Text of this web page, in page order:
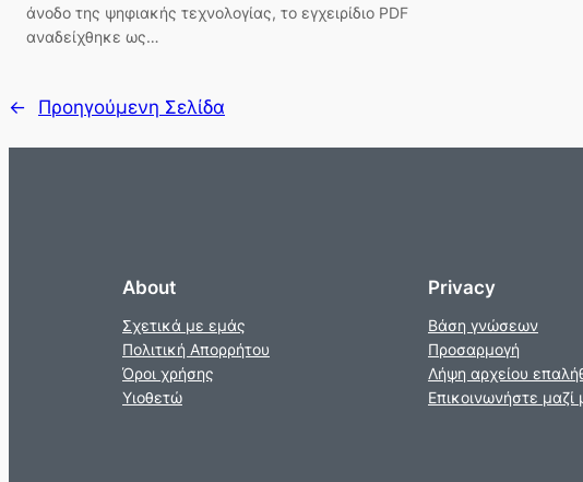
άνοδο της ψηφιακής τεχνολογίας, το εγχειρίδιο PDF
αναδείχθηκε ως…
← Προηγούμενη Σελίδα
About
Σχετικά με εμάς
Πολιτική Απορρήτου
Όροι χρήσης
Υιοθετώ
Privacy
Βάση γνώσεων
Προσαρμογή
Λήψη αρχείου
Επικοινωνήστε μαζί